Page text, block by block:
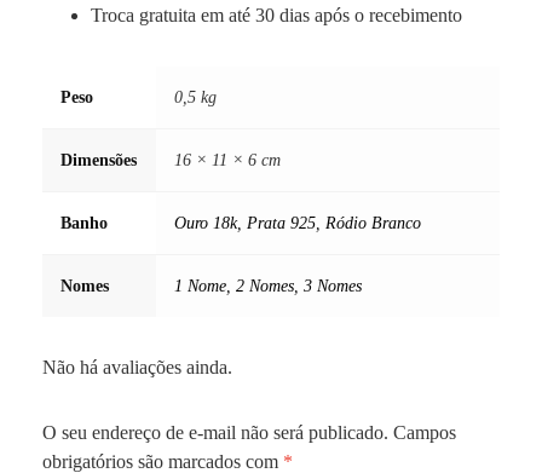
Troca gratuita em até 30 dias após o recebimento
Peso 0,5 kg
Dimensões 16 × 11 × 6 cm
Banho Ouro 18k, Prata 925 Ródio Branco
Nomes 1 Nome 2 Nomes 3 Nomes
Não há avaliações ainda.
O seu endereço de e-mail não será publicado. Campos
obrigatórios são marcados com *